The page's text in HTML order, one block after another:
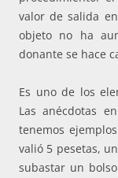
valor de salida
objeto no ha
donante se hace
Es uno de los
Las anécdotas
tenemos
valió 5 pesetas,
subastar un